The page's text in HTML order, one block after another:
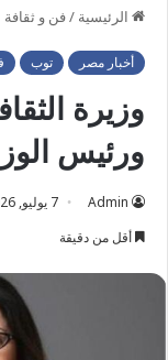
الرئيسية /فن و ثقافة
أخبار مصر توب
وزيرة
ورئيس
Admin 7 يوليو, 2026 6:30 م
أقل من دقيقة